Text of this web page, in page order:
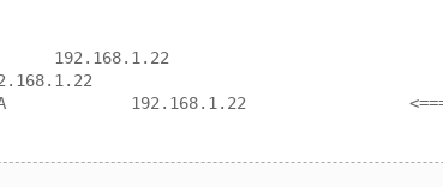
192.168.1.22